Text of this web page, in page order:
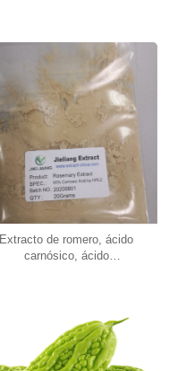
Extracto de romero, ácido
carnósico, ácido